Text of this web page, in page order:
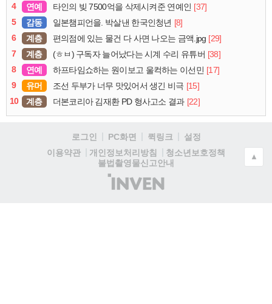
4
연예 타인의 빚 7500억을 삭제시켜준 연예인 [37]
5
감동 일본챔피언을. 박살낸 한국인청년 [8]
6
계층 편의점에 있는 물건 다 사면 나오는 금액.jpg [29]
7
계층 (ㅎㅂ) 구독자 늘어났다는 시계 수리 유튜버 [38]
8
연예 하프타임쇼하는 원이보고 울컥하는 이선민 [17]
9
유머 조선 두부가 너무 맛있어서 생긴 비극 [15]
10
계층 더본코리아 김재환 PD 형사고소 결과 [22]
로그인 PC화면 퀵링크
설정
이용약관
개인정보처리방침
청소년보호정책
불법촬영물신고안내
(주)
인
▲